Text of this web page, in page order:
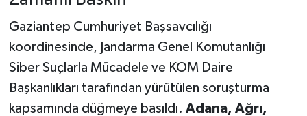
Gaziantep Cumhuriyet Başsavcılığı
koordinesinde, Jandarma Genel Komutanlığı
Siber Suçlarla Mücadele ve KOM Daire
Başkanlıkları tarafından yürütülen soruşturma
kapsamında düğmeye basıldı. Adana, Ağrı,